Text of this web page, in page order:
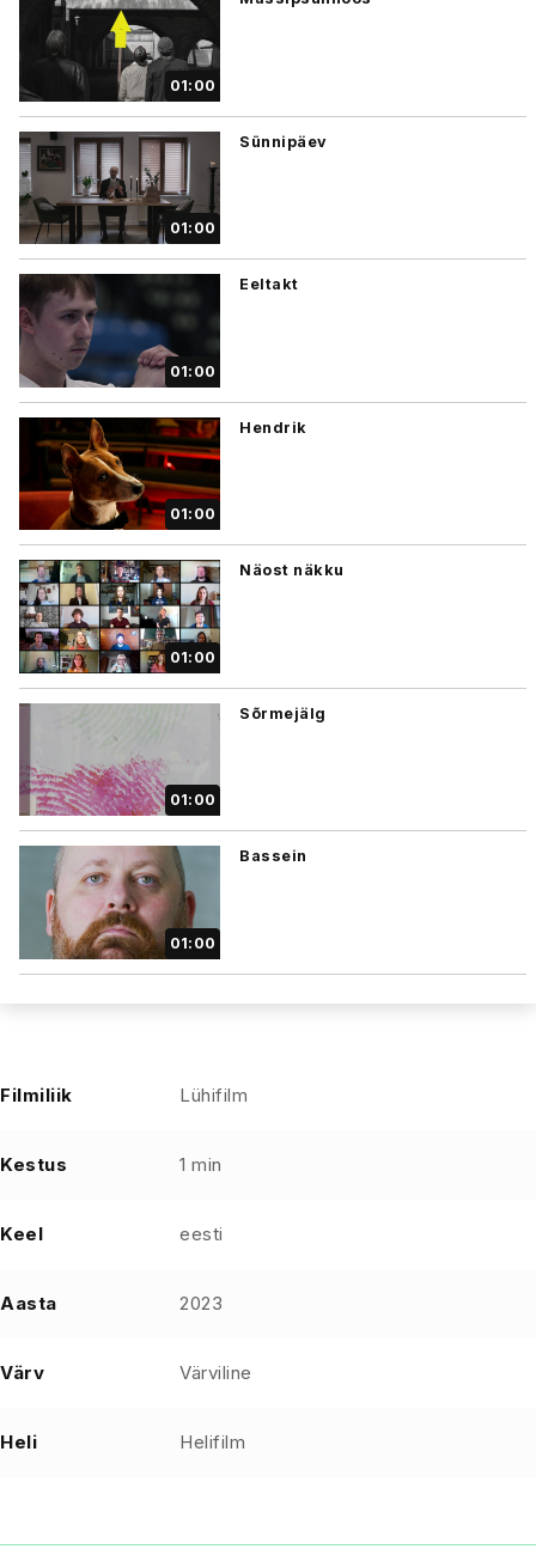
01:00
01:00
Sünnipäev
01:00
Eeltakt
01:00
Hendrik
01:00
Näost näkku
01:00
Sõrmejälg
01:00
Bassein
Filmiliik Lühifilm
Kestus 1 min
Keel eesti
Aasta 2023
Värv Värviline
Heli Helifilm